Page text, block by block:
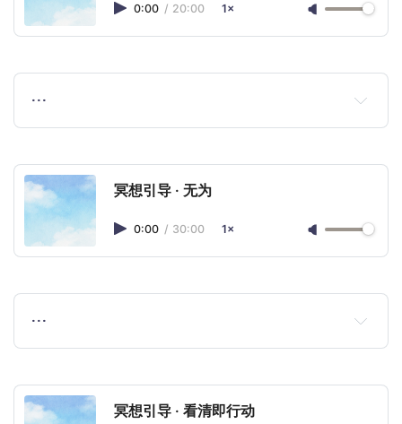
0:00 / 20:00 1×
…
冥想引导 · 无为
0:00 / 30:00 1×
…
冥想引导 · 看清即行动